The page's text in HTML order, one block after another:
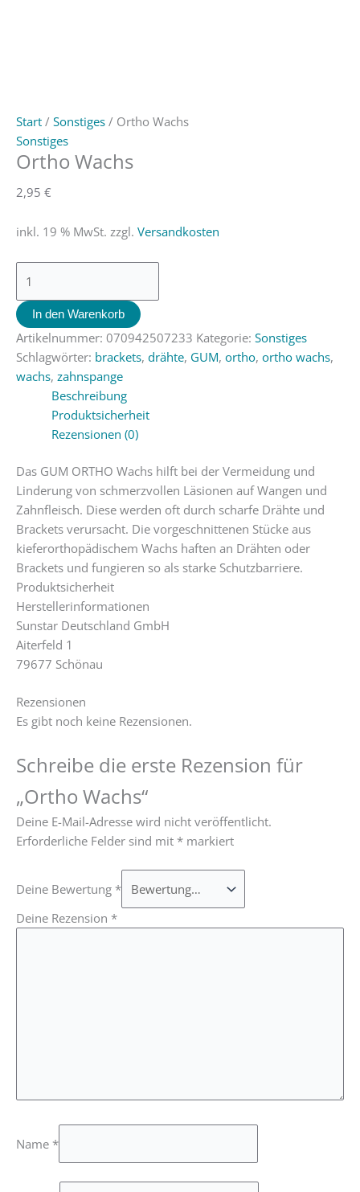
Start / Sonstiges / Ortho Wachs
Sonstiges
Ortho Wachs
2,95 €
inkl. 19 % MwSt. zzgl. Versandkosten
In den Warenkorb
Artikelnummer: 070942507233 Kategorie: Sonstiges
Schlagwörter: brackets, drähte, GUM, ortho, ortho wachs,
wachs, zahnspange
Beschreibung
Produktsicherheit
Rezensionen (0)
Das GUM ORTHO Wachs hilft bei der Vermeidung und
Linderung von schmerzvollen Läsionen auf Wangen und
Zahnfleisch. Diese werden oft durch scharfe Drähte und
Brackets verursacht. Die vorgeschnittenen Stücke aus
kieferorthopädischem Wachs haften an Drähten oder
Brackets und fungieren so als starke Schutzbarriere.
Produktsicherheit
Herstellerinformationen
Sunstar Deutschland GmbH
Aiterfeld 1
79677 Schönau
Rezensionen
Es gibt noch keine Rezensionen.
Schreibe die erste Rezension für
„Ortho Wachs“
Deine E-Mail-Adresse wird nicht veröffentlicht.
Erforderliche Felder sind mit * markiert
Deine Bewertung *
Deine Rezension *
Name *